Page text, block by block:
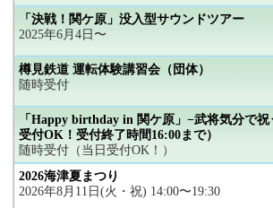
「決戦！関ケ原」没入型サウンドツアー
2025年6月4日〜
樽見鉄道 運転体験講習会（団体）
随時受付
「Happy birthday in 関ケ原」−武将気分で祝
受付OK！受付終了時間16:00まで）
随時受付（当日受付OK！）
2026海津夏まつり
2026年8月11日(火・祝) 14:00〜19:30